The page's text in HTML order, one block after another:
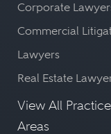
Corporate
Commercial
Lawyers
Real Estate
View All Practice
Areas